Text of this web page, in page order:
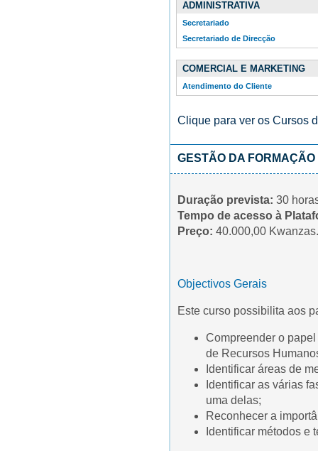
ADMINISTRATIVA
Secretariado
Secretariado de Direcção
COMERCIAL E MARKETING
Atendimento do Cliente
Clique para ver os Cursos
GESTÃO DA FORMAÇÃO
Duração prevista: 30
Tempo de acesso à
Preço: 40.000,00 Kwanzas.
Objectivos Gerais
Este curso possibilita aos
Compreender o
de Recursos
Identificar áreas de
Identificar as várias
uma delas;
Reconhecer a
Identificar métodos e